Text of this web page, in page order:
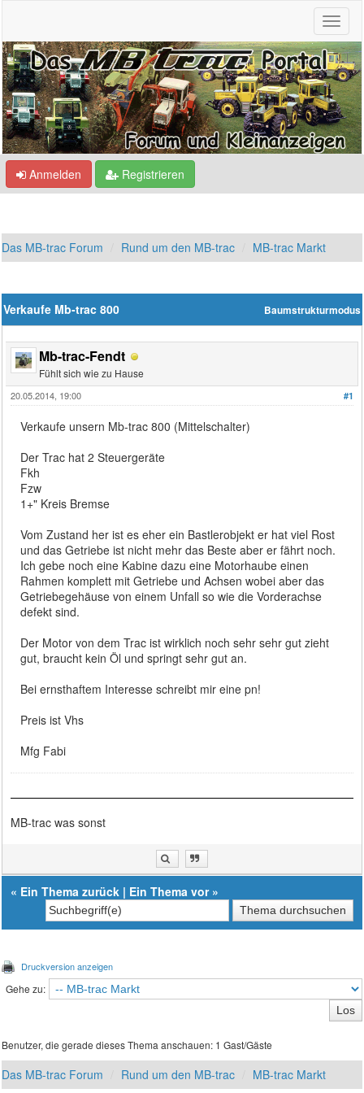
Anmelden Registrieren
Das MB-trac Forum Rund um den MB-trac MB-trac Markt
Baumstrukturmodus
Verkaufe Mb-trac 800
Mb-trac-Fendt
Fühlt sich wie zu Hause
#1
20.05.2014, 19:00
Verkaufe unsern Mb-trac 800 (Mittelschalter)
Der Trac hat 2 Steuergeräte
Fkh
Fzw
1+" Kreis Bremse
Vom Zustand her ist es eher ein Bastlerobjekt er hat viel Rost
und das Getriebe ist nicht mehr das Beste aber er fährt noch.
Ich gebe noch eine Kabine dazu eine Motorhaube einen
Rahmen komplett mit Getriebe und Achsen wobei aber das
Getriebegehäuse von einem Unfall so wie die Vorderachse
defekt sind.
Der Motor von dem Trac ist wirklich noch sehr sehr gut zieht
gut, braucht kein Öl und springt sehr gut an.
Bei ernsthaftem Interesse schreibt mir eine pn!
Preis ist Vhs
Mfg Fabi
MB-trac was sonst
« Ein Thema zurück | Ein Thema vor»
Druckversion anzeigen
Gehe zu:
Benutzer, die gerade dieses Thema anschauen: 1 Gast/Gäste
Das MB-trac Forum Rund um den MB-trac MB-trac Markt